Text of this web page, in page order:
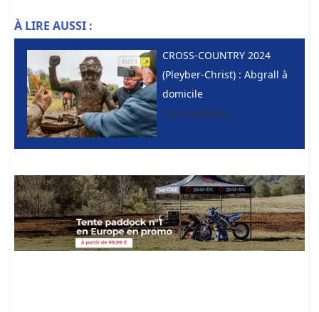
À LIRE AUSSI :
CROSS-COUNTRY 2024
(Pleyber-Christ) : Abgrall à
domicile
Cross country